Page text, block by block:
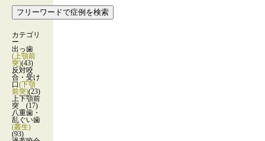
カテゴリ
ー
出っ歯
(上顎前
突)(43)
反対咬
合・受け
口(下顎
前突)(23)
上下顎前
突 (17)
八重歯・
乱ぐい歯
(叢生)
(93)